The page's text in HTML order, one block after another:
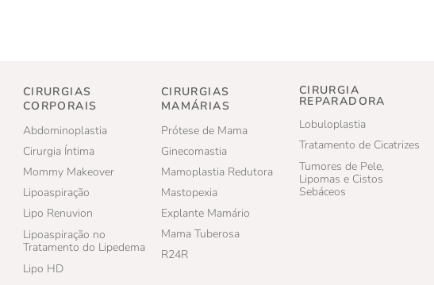
CIRURGIAS
CORPORAIS
Abdominoplastia
Cirurgia Íntima
Mommy Makeover
Lipoaspiração
Lipo Renuvion
Lipoaspiração no
Tratamento do Lipedema
Lipo HD
CIRURGIAS
MAMÁRIAS
Prótese de Mama
Ginecomastia
Mamoplastia Redutora
Mastopexia
Explante Mamário
Mama Tuberosa
R24R
CIRURGIA
REPARADORA
Lobuloplastia
Tratamento de Cicatrizes
Tumores de Pele,
Lipomas e Cistos
Sebáceos